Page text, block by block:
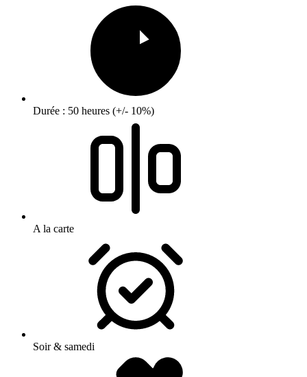
Durée : 50 heures (+/- 10%)
A la carte
Soir & samedi